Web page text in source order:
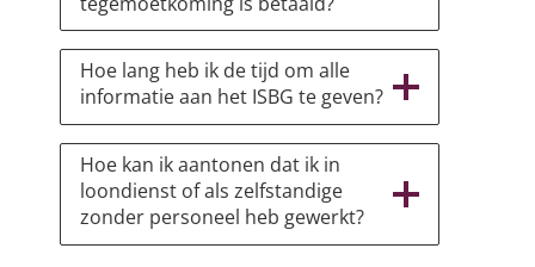
Hoe lang heb ik de tijd om alle
informatie aan het ISBG te geven?
Hoe kan ik aantonen dat ik in
loondienst of als zelfstandige
zonder personeel heb gewerkt?